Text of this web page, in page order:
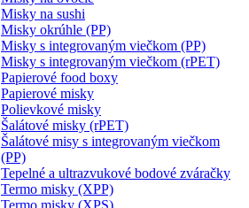
Misky na sushi
Misky okrúhle (PP)
Misky s integrovaným viečkom (PP)
Misky s integrovaným viečkom (rPET)
Papierové food boxy
Papierové misky
Polievkové misky
Šalátové misky (rPET)
Šalátové misy s integrovaným viečkom
(PP)
Tepelné a ultrazvukové bodové zváračky
Termo misky (XPP)
Termo misky (XPS)